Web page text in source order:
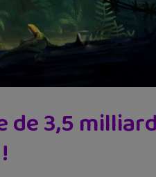
3,5